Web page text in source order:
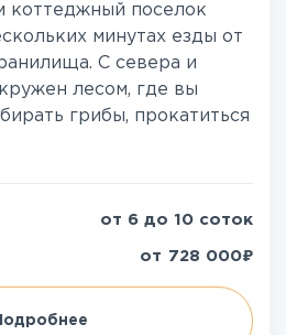
коттеджный поселок
минутах езды от
С севера и
лесом, где вы
грибы, прокатиться
от 6 до 10 соток
от 728 000₽